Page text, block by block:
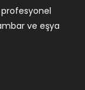
ve eşya